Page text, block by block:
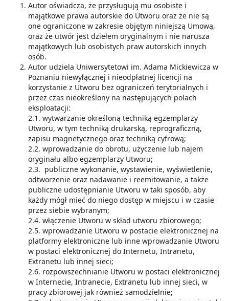
Autor oświadcza, że przysługują mu osobiste i
majątkowe prawa autorskie do Utworu oraz że nie są
one ograniczone w zakresie objętym niniejszą Umową,
oraz że utwór jest dziełem oryginalnym i nie narusza
majątkowych lub osobistych praw autorskich innych
osób.
Autor udziela Uniwersytetowi im. Adama Mickiewicza w
Poznaniu niewyłącznej i nieodpłatnej licencji na
korzystanie z Utworu bez ograniczeń terytorialnych i
przez czas nieokreślony na następujących polach
eksploatacji:
2.1. wytwarzanie określoną techniką egzemplarzy
Utworu, w tym techniką drukarską, reprograficzną,
zapisu magnetycznego oraz techniką cyfrową;
2.2. wprowadzanie do obrotu, użyczenie lub najem
oryginału albo egzemplarzy Utworu;
2.3. publiczne wykonanie, wystawienie, wyświetlenie,
odtworzenie oraz nadawanie i reemitowanie, a także
publiczne udostępnianie Utworu w taki sposób, aby
każdy mógł mieć do niego dostęp w miejscu i w czasie
przez siebie wybranym;
2.4. włączenie Utworu w skład utworu zbiorowego;
2.5. wprowadzanie Utworu w postacie elektronicznej na
platformy elektroniczne lub inne wprowadzanie Utworu
w postaci elektronicznej do Internetu, Intranetu,
Extranetu lub innej sieci;
2.6. rozpowszechnianie Utworu w postaci elektronicznej
w Internecie, Intranecie, Extranetu lub innej sieci, w
pracy zbiorowej jak również samodzielnie;